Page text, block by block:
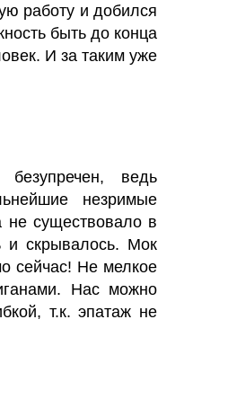
работу и добился
быть до конца
И за таким уже
ведь
незримые
не существовало в
и скрывалось. Мок
сейчас! Не мелкое
Нас можно
т.к. эпатаж не